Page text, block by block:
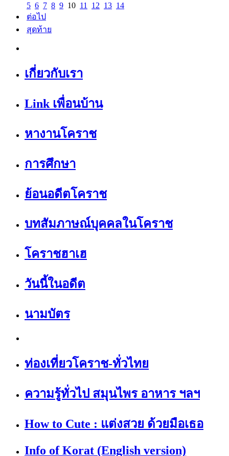
5 6 7 8 9 10 11 12 13 14
ต่อไป
สุดท้าย
เกี่ยวกับเรา
Link เพื่อนบ้าน
หางานโคราช
การศึกษา
ย้อนอดีตโคราช
บทสัมภาษณ์บุคคลในโคราช
โคราชฮาเฮ
วันนี้ในอดีต
นามบัตร
ท่องเที่ยวโคราช-ทั่วไทย
ความรู้ทั่วไป สมุนไพร อาหาร ฯลฯ
How to Cute : แต่งสวย ด้วยมือเธอ
Info of Korat (English version)